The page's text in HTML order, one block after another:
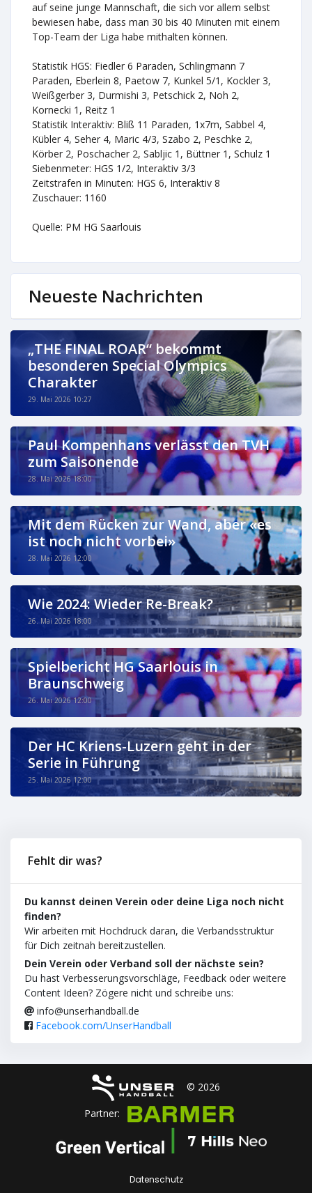
auf seine junge Mannschaft, die sich vor allem selbst
bewiesen habe, dass man 30 bis 40 Minuten mit einem
Top-Team der Liga habe mithalten können.
Statistik HGS: Fiedler 6 Paraden, Schlingmann 7
Paraden, Eberlein 8, Paetow 7, Kunkel 5/1, Kockler 3,
Weißgerber 3, Durmishi 3, Petschick 2, Noh 2,
Kornecki 1, Reitz 1
Statistik Interaktiv: Bliß 11 Paraden, 1x7m, Sabbel 4,
Kübler 4, Seher 4, Maric 4/3, Szabo 2, Peschke 2,
Körber 2, Poschacher 2, Sabljic 1, Büttner 1, Schulz 1
Siebenmeter: HGS 1/2, Interaktiv 3/3
Zeitstrafen in Minuten: HGS 6, Interaktiv 8
Zuschauer: 1160
Quelle: PM HG Saarlouis
Neueste Nachrichten
„THE FINAL ROAR“ bekommt
besonderen Special Olympics
Charakter
29. Mai 2026 10:27
Paul Kompenhans verlässt den TVH
zum Saisonende
28. Mai 2026 18:00
Mit dem Rücken zur Wand, aber «es
ist noch nicht vorbei»
28. Mai 2026 12:00
Wie 2024: Wieder Re-Break?
26. Mai 2026 18:00
Spielbericht HG Saarlouis in
Braunschweig
26. Mai 2026 12:00
Der HC Kriens-Luzern geht in der
Serie in Führung
25. Mai 2026 12:00
Fehlt dir was?
Du kannst deinen Verein oder deine Liga noch nicht
finden?
Wir arbeiten mit Hochdruck daran, die Verbandsstruktur
für Dich zeitnah bereitzustellen.
Dein Verein oder Verband soll der nächste sein?
Du hast Verbesserungsvorschläge, Feedback oder weitere
Content Ideen? Zögere nicht und schreibe uns:
info@unserhandball.de
Facebook.com/UnserHandball
© 2026
Partner:
Datenschutz